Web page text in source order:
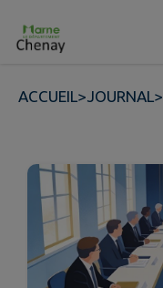
Contenu
ACCUEIL>JOURNAL>